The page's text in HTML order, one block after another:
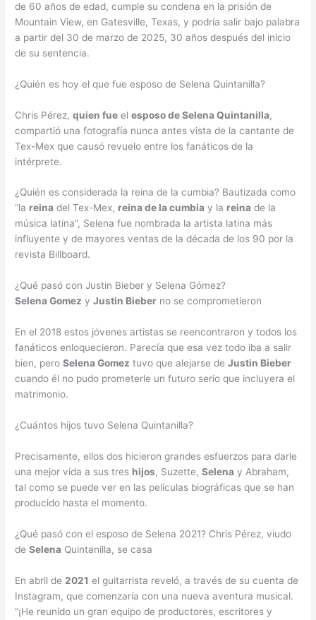
de 60 años de edad, cumple su condena en la prisión de
Mountain View, en Gatesville, Texas, y podría salir bajo palabra
a partir del 30 de marzo de 2025, 30 años después del inicio
de su sentencia.
¿Quién es hoy el que fue esposo de Selena Quintanilla?
Chris Pérez,quien fue elesposo de Selena Quintanilla,
compartió una fotografía nunca antes vista de la cantante de
Tex-Mex que causó revuelo entre los fanáticos de la
intérprete.
¿Quién es considerada la reina de la cumbia? Bautizada como
“la reina del Tex-Mex, reina de la cumbia y la reina de la
música latina”, Selena fue nombrada la artista latina más
influyente y de mayores ventas de la década de los 90 por la
revista Billboard.
¿Qué pasó con Justin Bieber y Selena Gómez?
Selena Gomez yJustin Bieber no se comprometieron
En el 2018 estos jóvenes artistas se reencontraron y todos los
fanáticos enloquecieron. Parecía que esa vez todo iba a salir
bien, peroSelena Gomez tuvo que alejarse deJustin Bieber
cuando él no pudo prometerle un futuro serio que incluyera el
matrimonio.
¿Cuántos hijos tuvo Selena Quintanilla?
Precisamente, ellos dos hicieron grandes esfuerzos para darle
una mejor vida a sus tres hijos, Suzette,Selena y Abraham,
tal como se puede ver en las películas biográficas que se han
producido hasta el momento.
¿Qué pasó con el esposo de Selena 2021? Chris Pérez, viudo
deSelena Quintanilla, se casa
En abril de 2021 el guitarrista reveló, a través de su cuenta de
Instagram, que comenzaría con una nueva aventura musical.
“¡He reunido un gran equipo de productores, escritores y